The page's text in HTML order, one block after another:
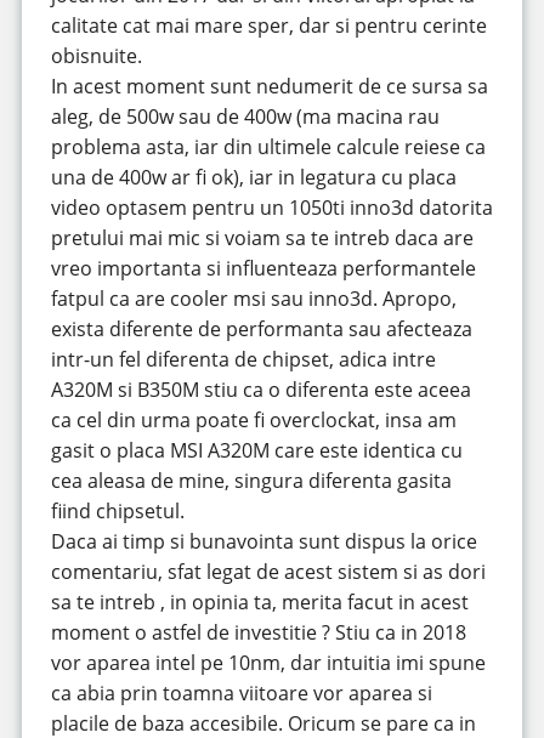
calitate cat mai mare sper, dar si pentru cerinte
obisnuite.
In acest moment sunt nedumerit de ce sursa sa
aleg, de 500w sau de 400w (ma macina rau
problema asta, iar din ultimele calcule reiese ca
una de 400w ar fi ok), iar in legatura cu placa
video optasem pentru un 1050ti inno3d datorita
pretului mai mic si voiam sa te intreb daca are
vreo importanta si influenteaza performantele
fatpul ca are cooler msi sau inno3d. Apropo,
exista diferente de performanta sau afecteaza
intr-un fel diferenta de chipset, adica intre
A320M si B350M stiu ca o diferenta este aceea
ca cel din urma poate fi overclockat, insa am
gasit o placa MSI A320M care este identica cu
cea aleasa de mine, singura diferenta gasita
fiind chipsetul.
Daca ai timp si bunavointa sunt dispus la orice
comentariu, sfat legat de acest sistem si as dori
sa te intreb , in opinia ta, merita facut in acest
moment o astfel de investitie ? Stiu ca in 2018
vor aparea intel pe 10nm, dar intuitia imi spune
ca abia prin toamna viitoare vor aparea si
placile de baza accesibile. Oricum se pare ca in